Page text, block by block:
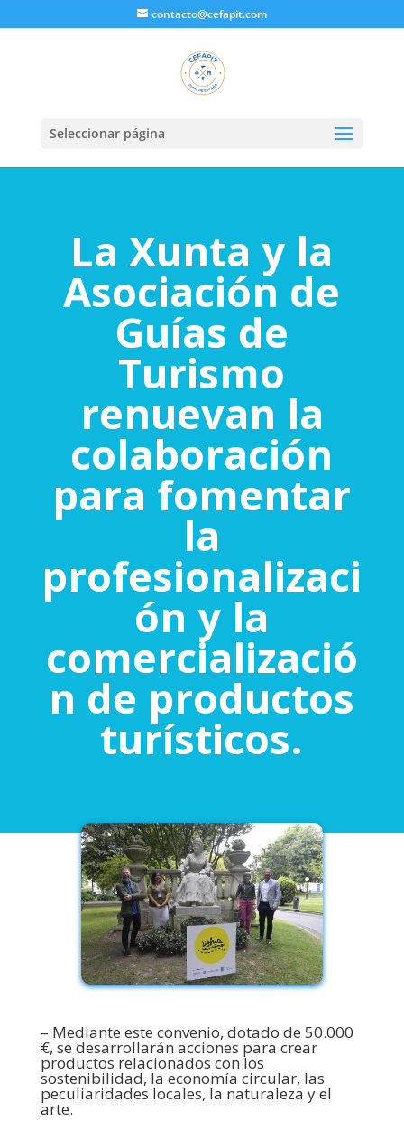
contacto@cefapit.com
Seleccionar página
La Xunta y la
Asociación de
Guías de
Turismo
renuevan la
colaboración
para fomentar
la
profesionalizaci
ón y la
comercializació
n de productos
turísticos.
– Mediante este convenio, dotado de 50.000
€, se desarrollarán acciones para crear
productos relacionados con los
sostenibilidad, la economía circular, las
peculiaridades locales, la naturaleza y el
arte.